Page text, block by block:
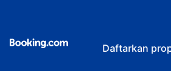
Daftarkan